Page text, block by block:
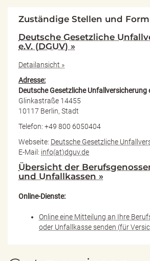
Zuständige Stellen und
Deutsche Gesetzliche
e.V. (DGUV) »
Detailansicht »
Adresse:
Deutsche Gesetzliche Unfallversicherung
Glinkastraße 14455
10117 Berlin, Stadt
Telefon: +49 800 6050404
Webseite: Deutsche Gesetzliche
E-Mail: info(at)dguv.de
Übersicht der
und Unfallkassen »
Online-Dienste:
Online eine Mitteilung an Ihre
oder Unfallkasse senden (für